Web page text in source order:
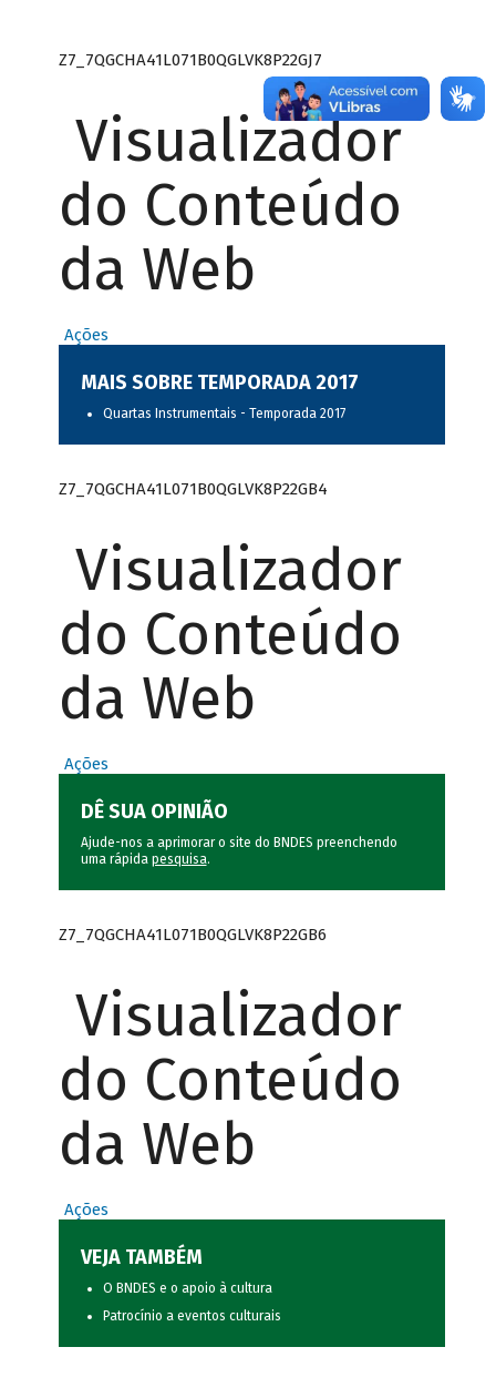
Z7_7QGCHA41L071B0QGLVK8P22GJ7
Visualizador
do Conteúdo
da Web
Ações
MAIS SOBRE TEMPORADA 2017
Quartas Instrumentais - Temporada 2017
Z7_7QGCHA41L071B0QGLVK8P22GB4
Visualizador
do Conteúdo
da Web
Ações
DÊ SUA OPINIÃO
Ajude-nos a aprimorar o site do BNDES preenchendo
uma rápida pesquisa.
Z7_7QGCHA41L071B0QGLVK8P22GB6
Visualizador
do Conteúdo
da Web
Ações
VEJA TAMBÉM
O BNDES e o apoio à cultura
Patrocínio a eventos culturais